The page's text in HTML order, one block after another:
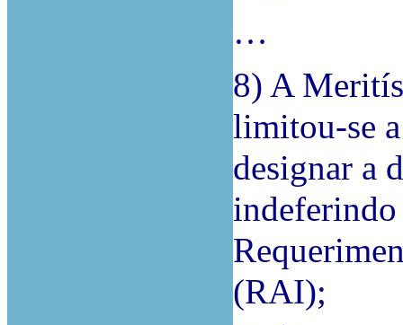
…
8) A
limitou-se
designar a
indeferindo
(RAI);